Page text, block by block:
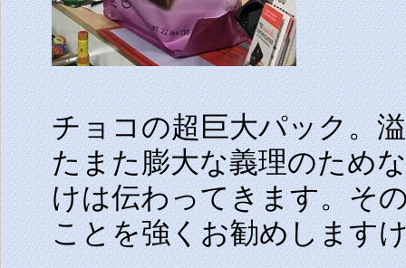
チョコの超巨大パック。
たまた膨大な義理のため
けは伝わってきます。そ
ことを強くお勧めします